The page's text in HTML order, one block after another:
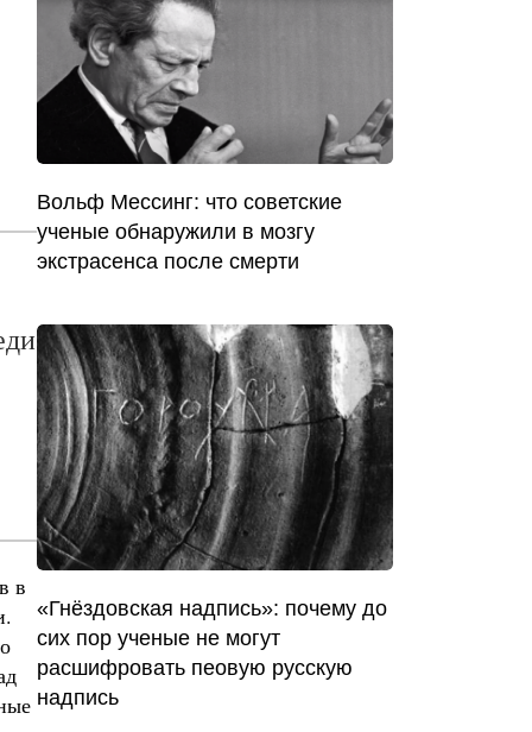
в
Вольф Мессинг: что советские
ученые обнаружили в мозгу
экстрасенса после смерти
«Гнёздовская надпись»: почему до
сих пор ученые не могут
расшифровать пеовую русскую
надпись